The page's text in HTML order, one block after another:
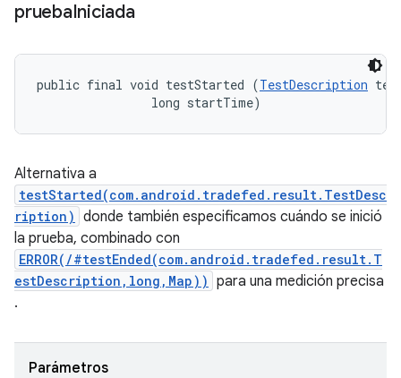
pruebaIniciada
public final void testStarted (TestDescription
                long startTime)
Alternativa a
testStarted(com.android.tradefed.result.TestDesc
ription) donde también especificamos cuándo se inició
la prueba, combinado con
ERROR(/#testEnded(com.android.tradefed.result.T
estDescription,long,Map)) para una medición precisa
.
Parámetros